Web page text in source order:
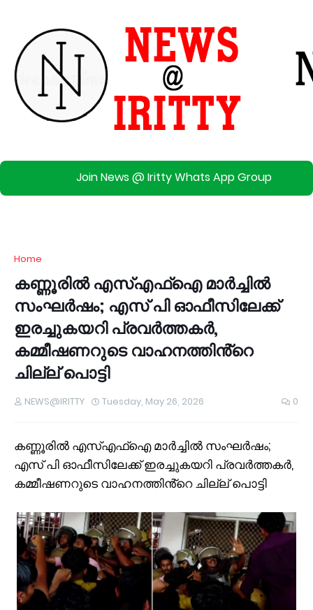
Join News @ Iritty Whats App Group
Home
കണ്ണൂരിൽ എസ്എഫ്ഐ മാർച്ചിൽ
സംഘർഷം; എസ് പി ഓഫീസിലേക്ക്
ഇരച്ചുകയറി പ്രവർത്തകർ,
കമ്മീഷണറുടെ വാഹനത്തിൻ്റെ
ചില്ല് പൊട്ടി
NEWS@IRITTY Tuesday, May 26, 2026 0
കണ്ണൂരിൽ എസ്എഫ്ഐ മാർച്ചിൽ സംഘർഷം;
എസ് പി ഓഫീസിലേക്ക് ഇരച്ചുകയറി പ്രവർത്തകർ,
കമ്മീഷണറുടെ വാഹനത്തിൻ്റെ ചില്ല് പൊട്ടി